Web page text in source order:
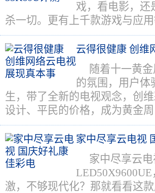
戏，看电影，还
杀一切。更有上千款游戏与应用
云得很健康 创维
随着十一黄
的氛围，用户体
生，带了全新的电视观念，创
设计、平民的价格，成为黄金
家中尽享云电视
家中尽享云
激，不够现代化？那就看看这